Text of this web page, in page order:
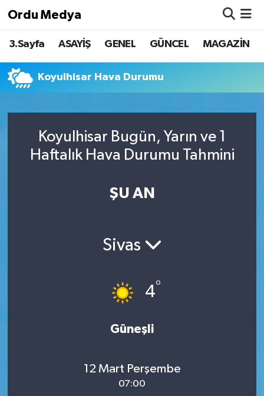
Ordu Medya
3.Sayfa ASAYİŞ GENEL GÜNCEL MAGAZİN
Koyulhisar Hava Durumu
Koyulhisar Bugün, Yarın ve 1
Haftalık Hava Durumu Tahmini
ŞU AN
Sivas
4°
Güneşli
12 Mart Perşembe
07:00
ASAYİŞ
Basketbol
Borsa
Nöbetçi Eczaneler
Hava Durumu
Trafik Durumu